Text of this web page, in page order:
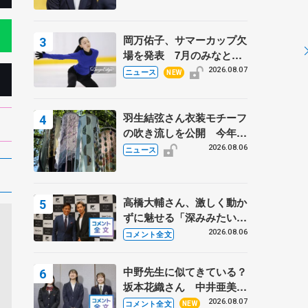
岡万佑子、サマーカップ欠
場を発表 7月のみなとア
クルス杯は腰痛の影響で
ニュース NEW 2026.08.07
羽生結弦さん衣装モチーフ
の吹き流しを公開 今年は
「春よ、来い」、仙台の瑞
ニュース 2026.08.06
高橋大輔さん、激しく動か
ずに魅せる「深みみたいな
ものは出てきている？」
あい
コメント全文 2026.08.06
中野先生に似てきている？
坂本花織さん 中井亜美は
クリケットのサマーキャン
コメント全文 NEW 2026.08.07